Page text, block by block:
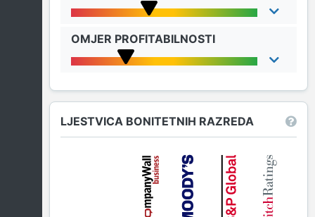
OMJER PROFITABILNOSTI
LJESTVICA BONITETNIH RAZREDA